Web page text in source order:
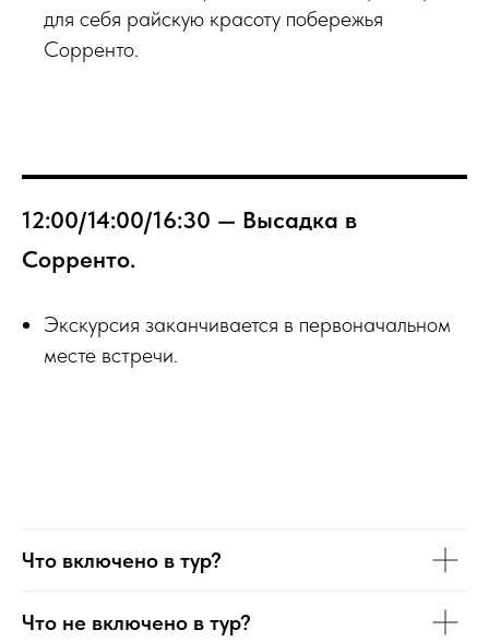
для себя райскую красоту побережья
Сорренто.
12:00/14:00/16:30 — Высадка в
Сорренто.
Экскурсия заканчивается в первоначальном
месте встречи.
Что включено в тур?
Что не включено в тур?